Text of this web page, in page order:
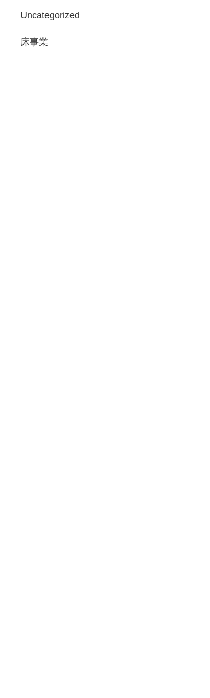
Uncategorized
床事業